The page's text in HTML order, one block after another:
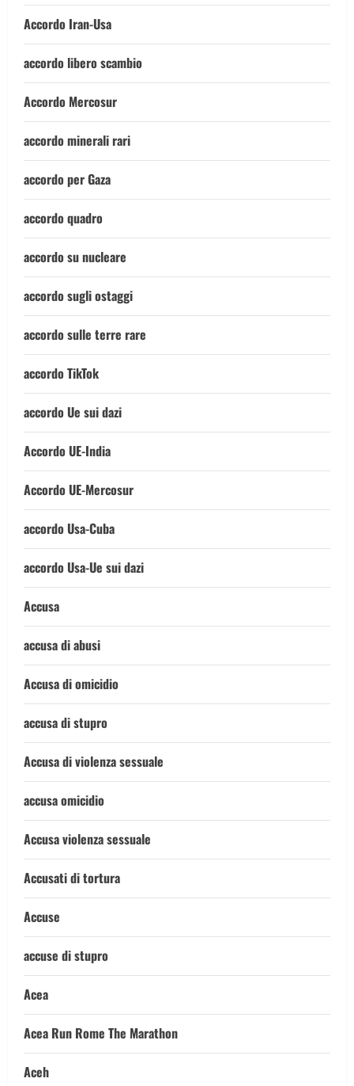
Accordo Iran-Usa
accordo libero scambio
Accordo Mercosur
accordo minerali rari
accordo per Gaza
accordo quadro
accordo su nucleare
accordo sugli ostaggi
accordo sulle terre rare
accordo TikTok
accordo Ue sui dazi
Accordo UE-India
Accordo UE-Mercosur
accordo Usa-Cuba
accordo Usa-Ue sui dazi
Accusa
accusa di abusi
Accusa di omicidio
accusa di stupro
Accusa di violenza sessuale
accusa omicidio
Accusa violenza sessuale
Accusati di tortura
Accuse
accuse di stupro
Acea
Acea Run Rome The Marathon
Aceh